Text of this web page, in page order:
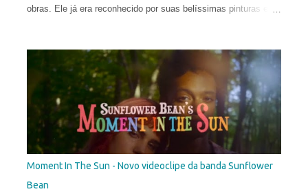
obras. Ele já era reconhecido por suas belíssimas pinturas e
partir de técnicas de spray, viraram referência no mundo
eclético da arte. Porém, em sua fase atual, quebrar as regras
da proporção é sua maior fonte de inspiração e isso o leva a
explorar uma arte mais subjetiva. Belin gosta de definir esse
experimento como "pós-neo-cubismo".
Moment In The Sun - Novo videoclipe da banda Sunflower
Bean